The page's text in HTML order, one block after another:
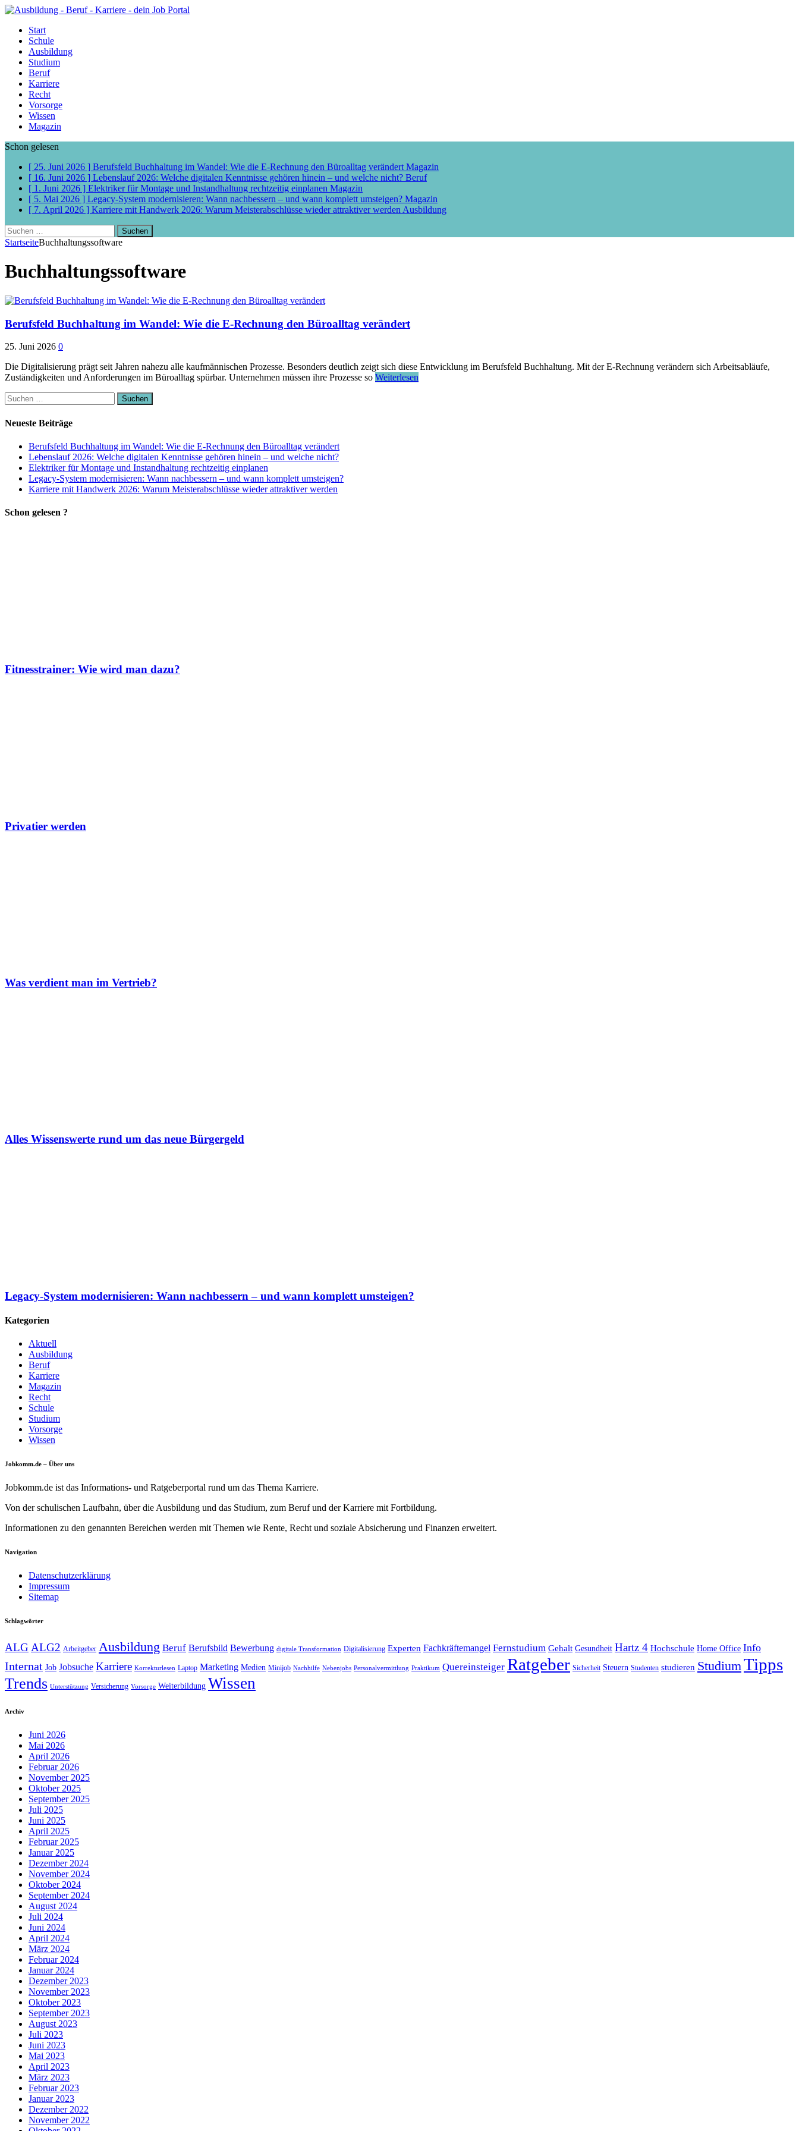
Start
Schule
Ausbildung
Studium
Beruf
Karriere
Recht
Vorsorge
Wissen
Magazin
Schon gelesen
[ 25. Juni 2026 ] Berufsfeld Buchhaltung im Wandel: Wie die E-Rechnung den Büroalltag verändert Magazin
[ 16. Juni 2026 ] Lebenslauf 2026: Welche digitalen Kenntnisse gehören hinein – und welche nicht? Beruf
[ 1. Juni 2026 ] Elektriker für Montage und Instandhaltung rechtzeitig einplanen Magazin
[ 5. Mai 2026 ] Legacy-System modernisieren: Wann nachbessern – und wann komplett umsteigen? Magazin
[ 7. April 2026 ] Karriere mit Handwerk 2026: Warum Meisterabschlüsse wieder attraktiver werden Ausbildung
Suchen
nach:
StartseiteBuchhaltungssoftware
Buchhaltungssoftware
Berufsfeld Buchhaltung im Wandel: Wie die E-Rechnung den Büroalltag verändert
25. Juni 2026 0
Die Digitalisierung prägt seit Jahren nahezu alle kaufmännischen Prozesse. Besonders deutlich zeigt sich diese Entwicklung im Berufsfeld Buchhaltung. Mit der E-Rechnung verändern sich Arbeitsabläufe,
Zuständigkeiten und Anforderungen im Büroalltag spürbar. Unternehmen müssen ihre Prozesse so Weiterlesen
Suchen
nach:
Neueste Beiträge
Berufsfeld Buchhaltung im Wandel: Wie die E-Rechnung den Büroalltag verändert
Lebenslauf 2026: Welche digitalen Kenntnisse gehören hinein – und welche nicht?
Elektriker für Montage und Instandhaltung rechtzeitig einplanen
Legacy-System modernisieren: Wann nachbessern – und wann komplett umsteigen?
Karriere mit Handwerk 2026: Warum Meisterabschlüsse wieder attraktiver werden
Schon gelesen ?
Fitnesstrainer: Wie wird man dazu?
Privatier werden
Was verdient man im Vertrieb?
Alles Wissenswerte rund um das neue Bürgergeld
Legacy-System modernisieren: Wann nachbessern – und wann komplett umsteigen?
Kategorien
Aktuell
Ausbildung
Beruf
Karriere
Magazin
Recht
Schule
Studium
Vorsorge
Wissen
Jobkomm.de – Über uns
Jobkomm.de ist das Informations- und Ratgeberportal rund um das Thema Karriere.
Von der schulischen Laufbahn, über die Ausbildung und das Studium, zum Beruf und der Karriere mit Fortbildung.
Informationen zu den genannten Bereichen werden mit Themen wie Rente, Recht und soziale Absicherung und Finanzen erweitert.
Navigation
Datenschutzerklärung
Impressum
Sitemap
Schlagwörter
ALG ALG2 Arbeitgeber Ausbildung Beruf Berufsbild Bewerbung digitale Transformation Digitalisierung Experten Fachkräftemangel Fernstudium Gehalt Gesundheit Hartz 4 Hochschule Home Office Info
Internat Job Jobsuche Karriere Korrekturlesen Laptop Marketing Medien Minijob Nachhilfe Nebenjobs Personalvermittlung Praktikum Quereinsteiger Ratgeber Sicherheit Steuern Studenten studieren StudiumTipps
Trends Unterstützung Versicherung Vorsorge Weiterbildung Wissen
Archiv
Juni 2026
Mai 2026
April 2026
Februar 2026
November 2025
Oktober 2025
September 2025
Juli 2025
Juni 2025
April 2025
Februar 2025
Januar 2025
Dezember 2024
November 2024
Oktober 2024
September 2024
August 2024
Juli 2024
Juni 2024
April 2024
März 2024
Februar 2024
Januar 2024
Dezember 2023
November 2023
Oktober 2023
September 2023
August 2023
Juli 2023
Juni 2023
Mai 2023
April 2023
März 2023
Februar 2023
Januar 2023
Dezember 2022
November 2022